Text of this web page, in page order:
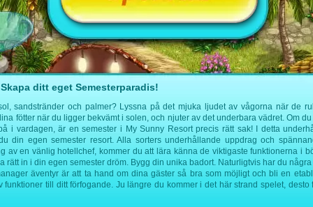
ditt eget Semesterparadis!
sandstränder och palmer? Lyssna på det mjuka ljudet av vågorna när de
fötter när du ligger bekvämt i solen, och njuter av det underbara vädret. Om
i vardagen, är en semester i My Sunny Resort precis rätt sak! I detta
din egen semester resort. Alla sorters underhållande uppdrag och
av en vänlig hotellchef, kommer du att lära känna de viktigaste funktionerna i
rätt in i din egen semester dröm. Bygg din unika badort. Naturligtvis har du
äventyr är att ta hand om dina gäster så bra som möjligt och bli en
funktioner till ditt förfogande. Ju längre du kommer i det här strand spelet, desto